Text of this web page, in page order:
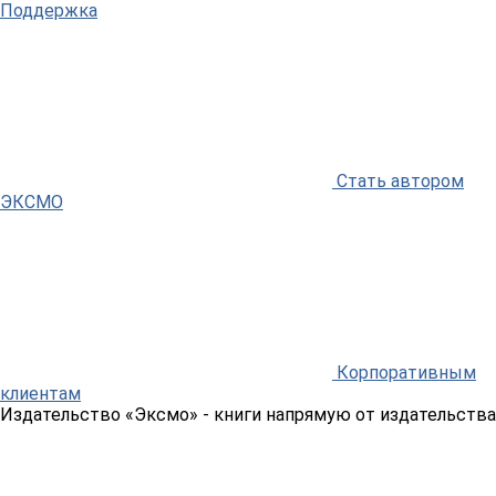
Поддержка
Стать автором
ЭКСМО
Корпоративным
клиентам
Издательство «Эксмо» - книги напрямую от издательства